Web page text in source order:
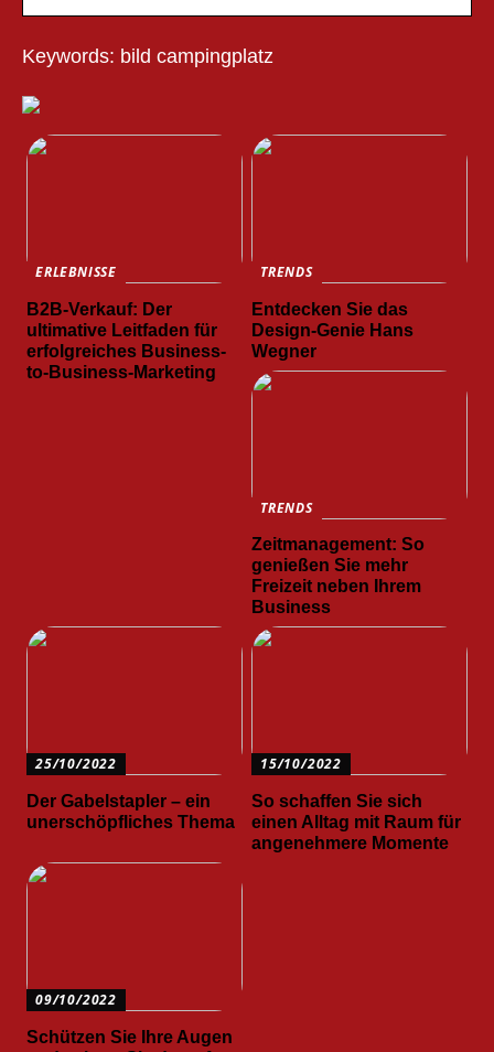
Keywords: bild campingplatz
ERLEBNISSE
B2B-Verkauf: Der
ultimative Leitfaden für
erfolgreiches Business-
to-Business-Marketing
TRENDS
Entdecken Sie das
Design-Genie Hans
Wegner
TRENDS
Zeitmanagement: So
genießen Sie mehr
Freizeit neben Ihrem
Business
25/10/2022
Der Gabelstapler – ein
unerschöpfliches Thema
15/10/2022
So schaffen Sie sich
einen Alltag mit Raum für
angenehmere Momente
09/10/2022
Schützen Sie Ihre Augen